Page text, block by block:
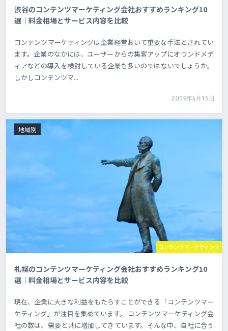
渋谷のコンテンツマーケティング会社おすすめランキング10
選｜料金相場とサービス内容を比較
コンテンツマーケティングは企業経営おいて重要な手法とされてい
ます。企業のなかには、ユーザーからの集客アップにオウンドメデ
ィアなどの導入を検討している企業も多いのではないでしょうか。
しかしコンテンツマ...
2019年4月15日
コンテンツマーケティング
地域別
札幌のコンテンツマーケティング会社おすすめランキング10
選｜料金相場とサービス内容を比較
現在、企業に大きな利益をもたらすことができる「コンテンツマー
ケティング」が注目を集めています。 コンテンツマーケティング会
社の数は、需要と共に増加してきています。そんな中、自社に合う